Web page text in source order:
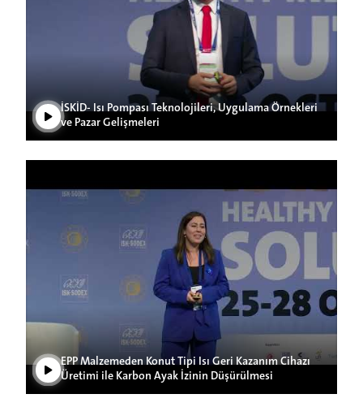
Videoyu Oynat
İSKİD- Isı Pompası Teknolojileri, Uygulama Örnekleri
ve Pazar Gelişmeleri
Videoyu Oynat
EPP Malzemeden Konut Tipi Isı Geri Kazanım Cihazı
Üretimi ile Karbon Ayak İzinin Düşürülmesi